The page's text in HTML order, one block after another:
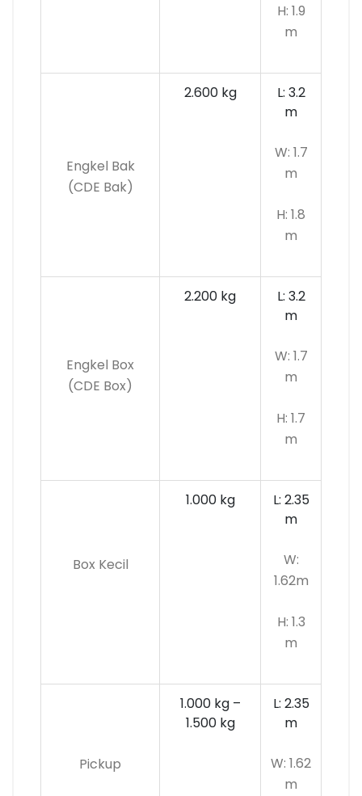
H: 1.9
m
Engkel Bak
(CDE Bak)
2.600 kg
L: 3.2
m
W: 1.7
m
H: 1.8
m
Engkel Box
(CDE Box)
2.200 kg
L: 3.2
m
W: 1.7
m
H: 1.7
m
Box Kecil
1.000 kg
L: 2.35
m
W:
1.62m
H: 1.3
m
Pickup
1.000 kg –
1.500 kg
L: 2.35
m
W: 1.62
m